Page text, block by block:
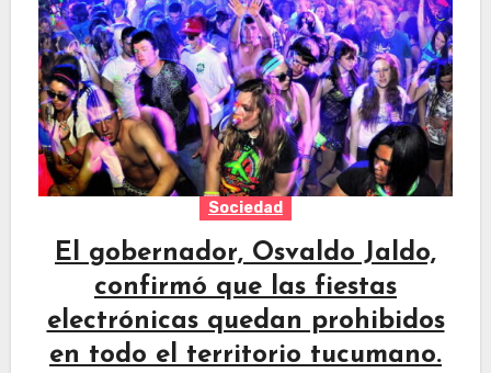
Sociedad
El gobernador, Osvaldo Jaldo,
confirmó que las fiestas
electrónicas quedan prohibidos
en todo el territorio tucumano.